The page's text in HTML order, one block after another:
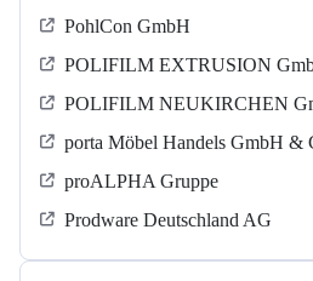
PohlCon GmbH
POLIFILM EXTRUSION
POLIFILM NEUKIRCHEN
porta Möbel Handels GmbH &
proALPHA Gruppe
Prodware Deutschland AG